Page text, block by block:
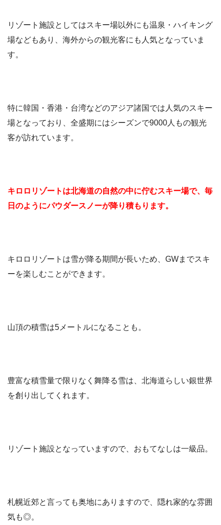
リゾート施設としてはスキー場以外にも温泉・ハイキング
場などもあり、海外からの観光客にも人気となっていま
す。
特に韓国・香港・台湾などのアジア諸国では人気のスキー
場となっており、全盛期にはシーズンで9000人もの観光
客が訪れています。
キロロリゾートは北海道の自然の中に佇むスキー場で、毎
日のようにパウダースノーが降り積もります。
キロロリゾートは雪が降る期間が長いため、GWまでスキ
ーを楽しむことができます。
山頂の積雪は5メートルになることも。
豊富な積雪量で限りなく舞降る雪は、北海道らしい銀世界
を創り出してくれます。
リゾート施設となっていますので、おもてなしは一級品。
札幌近郊と言っても奥地にありますので、隠れ家的な雰囲
気も◎。